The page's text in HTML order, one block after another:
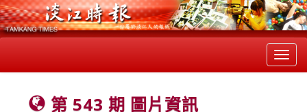
第 543 期 圖片資訊